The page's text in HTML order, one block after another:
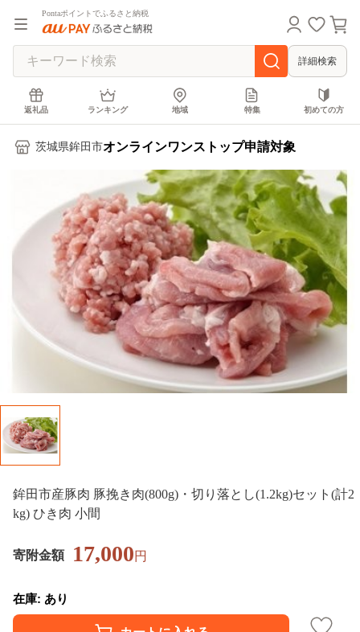
Pontaポイントでふるさと納税
詳細検索
返礼品 ランキング 地域 特集 初めての方
茨城県鉾田市オンラインワンストップ申請対象
鉾田市産豚肉 豚挽き肉(800g)・切り落とし(1.2kg)セット(計2
kg) ひき肉 小間
寄附金額 17,000円
在庫: あり